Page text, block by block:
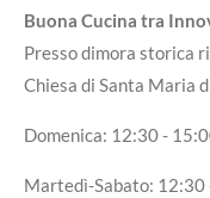
Buona Cucina tra
Presso dimora storica
Chiesa di Santa Maria
Domenica: 12:30 -
Martedì-Sabato: